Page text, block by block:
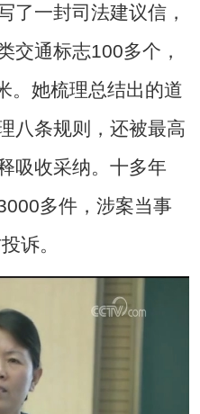
了一封司法建议信，
交通标志100多个，
。她梳理总结出的道
八条规则，还被最高
吸收采纳。十多年
多件，涉案当事
诉。